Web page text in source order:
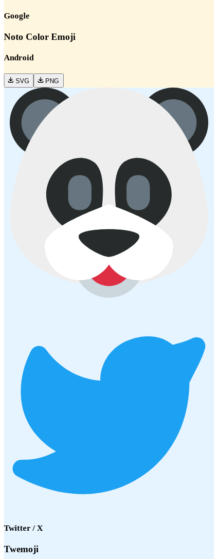
Google
Noto Color Emoji
Android
SVG PNG
Twitter / X
Twemoji